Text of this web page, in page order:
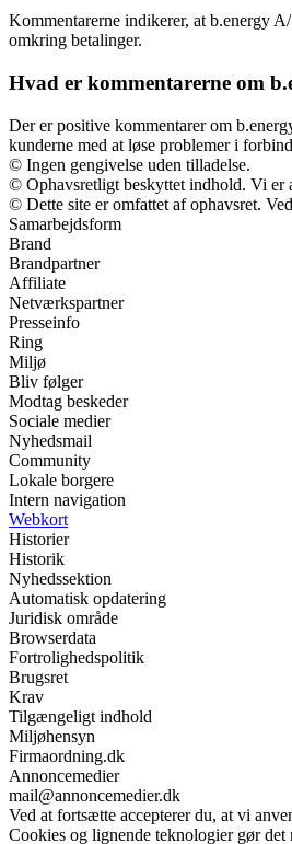
Kommentarerne indikerer, at b.energy
omkring betalinger.
Hvad er kommentarerne om
Der er positive kommentarer om
kunderne med at løse problemer i
© Ingen gengivelse uden tilladelse.
© Ophavsretligt beskyttet indhold. Vi er
© Dette site er omfattet af ophavsret.
Samarbejdsform
Brand
Brandpartner
Affiliate
Netværkspartner
Presseinfo
Ring
Miljø
Bliv følger
Modtag beskeder
Sociale medier
Nyhedsmail
Community
Lokale borgere
Intern navigation
Webkort
Historier
Historik
Nyhedssektion
Automatisk opdatering
Juridisk område
Browserdata
Fortrolighedspolitik
Brugsret
Krav
Tilgængeligt indhold
Miljøhensyn
Firmaordning.dk
Annoncemedier
mail@annoncemedier.dk
Ved at fortsætte accepterer du, at vi
Cookies og lignende teknologier gør det